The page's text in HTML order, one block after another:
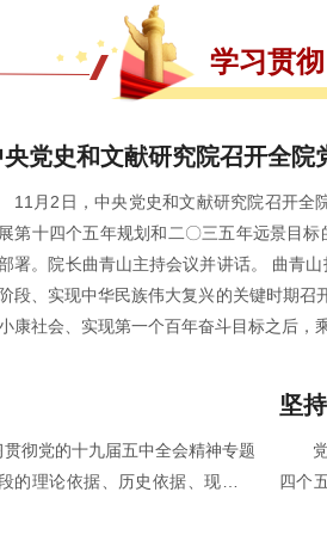
学习贯彻
央党史和文献研究院召开全
11月2日，中央党史和文献研究院召开全
第十四个五年规划和二〇三五年远景目
长曲青山主持会议并讲话。 曲青山指出，要充分认识重大意义。党的十九届五中全会是在我国将要进入新发
段、实现中华民族伟大复兴的关键时期召
康社会、实现第一个百年奋斗目标之后，
彻党的十九届五中全会精神专题
的理论依据、历史依据、现实依
坚
四个